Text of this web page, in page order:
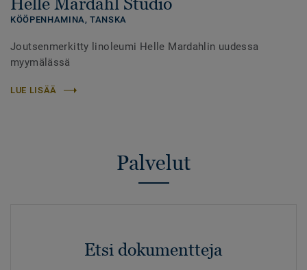
KÖÖPENHAMINA,TANSKA
Joutsenmerkitty linoleumi Helle Mardahlin uudessa
myymälässä
LUE LISÄÄ
Palvelut
Etsi dokumentteja